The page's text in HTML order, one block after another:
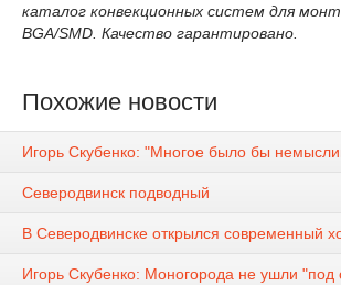
каталог конвекционных систем для
BGA/SMD. Качество гарантировано.
Похожие новости
Игорь Скубенко: "Многое было бы
Северодвинск подводный
В Северодвинске открылся современный
Игорь Скубенко: Моногорода не ушли "под